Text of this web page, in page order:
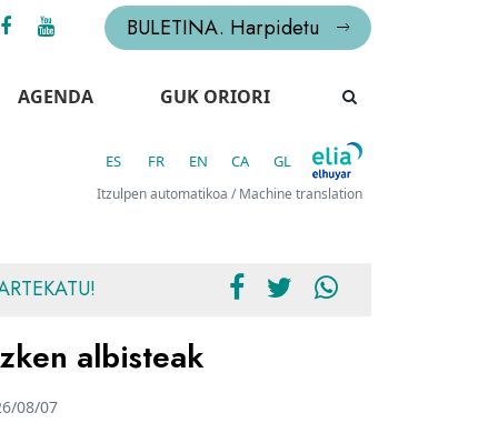
BULETINA. Harpidetu
AGENDA GUK ORIORI
ES FR EN CA GL
Itzulpen automatikoa / Machine translation
albisteak
08/07